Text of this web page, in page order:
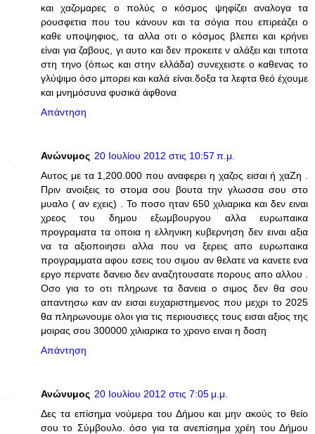
και χαζομαρες ο πολύς ο κόσμος ψηφίζει αναλογα τα
ρουσφετια που του κάνουν και τα σόγια που επιρεάζει ο
καθε υποψηφιος, τα αλλα οτι ο κόσμος βλεπει και κρήνει
είναι για ζαβους, γι αυτο και δεν προκειτε ν αλάξει και τιποτα
στη τηνο (όπως και στην ελλάδα) συνεχειστε ο καθενας το
γλύψιμο όσο μπορει και καλά είναι.δοξα τα λεφτα θεό έχουμε
και μνημόσυνα φυσικά άφθονα
Απάντηση
Ανώνυμος 20 Ιουλίου 2012 στις 10:57 π.μ.
Αυτος με τα 1,200.000 που αναφερει η χαζος εισαι ή χαΖη .
Πριν ανοιξεις το στομα σου βουτα την γλωσσα σου στο
μυαλο ( αν εχεις) . Το ποσο ηταν 650 χιλιαρικα και δεν ειναι
χρεος του δημου εξωμβουργου αλλα ευρωπαικα
προγραματα τα οποια η ελληνικη κυβερνηση δεν ειναι αξια
να τα αξιοποιησει αλλα που να ξερεις απο ευρωπαικα
προγραμματα αφου εσεις του σιμου αν θελατε να κανετε ενα
εργο περνατε δανειο δεν αναζητουσατε πορους απο αλλου .
Οσο για το οτι πληρωνε τα δανεια ο σιμος δεν θα σου
απαντησω καν αν εισαι ευχαριστημενος που μεχρι το 2025
θα πληρωνουμε ολοι για τις περιουσιεςς τους εισαι αξιος της
μοιρας σου 300000 χιλιαρικα το χρονο ειναι η δοση
Απάντηση
Ανώνυμος 20 Ιουλίου 2012 στις 7:05 μ.μ.
Δες τα επίσημα νούμερα του Δήμου και μην ακούς το θείο
σου το Σύμβουλο. όσο για τα ανεπίσημα χρέη του Δήμου